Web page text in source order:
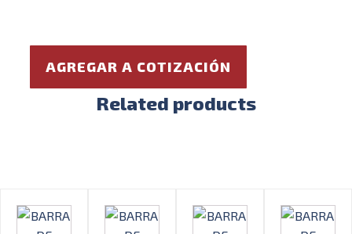
AGREGAR A COTIZACIÓN
Related products